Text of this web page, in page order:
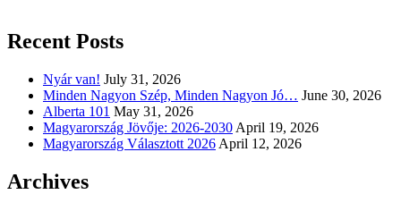
Recent Posts
Nyár van! July 31, 2026
Minden Nagyon Szép, Minden Nagyon Jó… June 30, 2026
Alberta 101 May 31, 2026
Magyarország Jövője: 2026-2030 April 19, 2026
Magyarország Választott 2026 April 12, 2026
Archives